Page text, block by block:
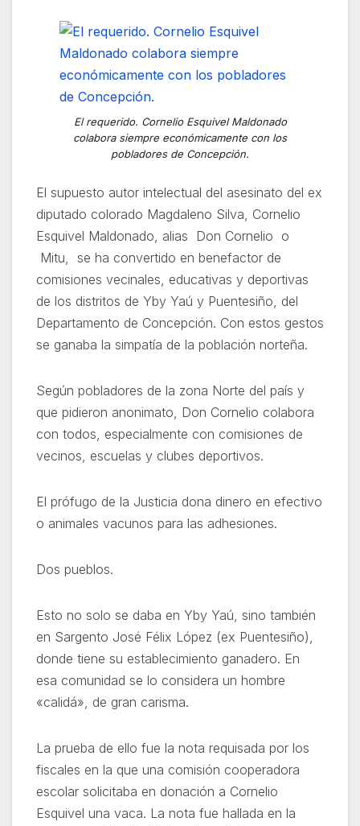
El requerido. Cornelio Esquivel Maldonado
colabora siempre económicamente con los
pobladores de Concepción.
El supuesto autor intelectual del asesinato del ex
diputado colorado Magdaleno Silva, Cornelio
Esquivel Maldonado, alias Don Cornelio o
Mitu, se ha convertido en benefactor de
comisiones vecinales, educativas y deportivas
de los distritos de Yby Yaú y Puentesiño, del
Departamento de Concepción. Con estos gestos
se ganaba la simpatía de la población norteña.
Según pobladores de la zona Norte del país y
que pidieron anonimato, Don Cornelio colabora
con todos, especialmente con comisiones de
vecinos, escuelas y clubes deportivos.
El prófugo de la Justicia dona dinero en efectivo
o animales vacunos para las adhesiones.
Dos pueblos.
Esto no solo se daba en Yby Yaú, sino también
en Sargento José Félix López (ex Puentesiño),
donde tiene su establecimiento ganadero. En
esa comunidad se lo considera un hombre
«calidá», de gran carisma.
La prueba de ello fue la nota requisada por los
fiscales en la que una comisión cooperadora
escolar solicitaba en donación a Cornelio
Esquivel una vaca. La nota fue hallada en la